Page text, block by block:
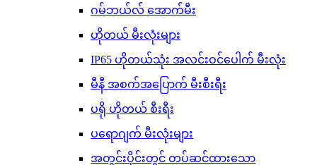
ဂမ်ဘယ်လ် အောက်မီး
ဟိုတယ် မီးလုံးများ
IP65 ဟိုတယ်သုံး အလင်းဝင်ပေါက် မီးလုံး
မီနီ အစက်အပြောက် မီးစီးရီး
ပရို ဟိုတယ် စီးရီး
ပရောဂျက် မီးလုံးများ
အတွင်းပိုင်းတွင် တပ်ဆင်ထားသော